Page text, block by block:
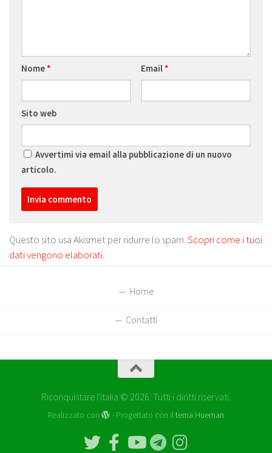
Nome* Email*
Sito web
Avvertimi via email alla pubblicazione di un nuovo
articolo.
Questo sito usa Akismet per ridurre lo spam.Scopri come i tuoi
dati vengono elaborati.
Home
Contatti
Riconquistare l'Italia © 2026. Tutti i diritti riservati.
Realizzato con - Progettato con iltema Hueman